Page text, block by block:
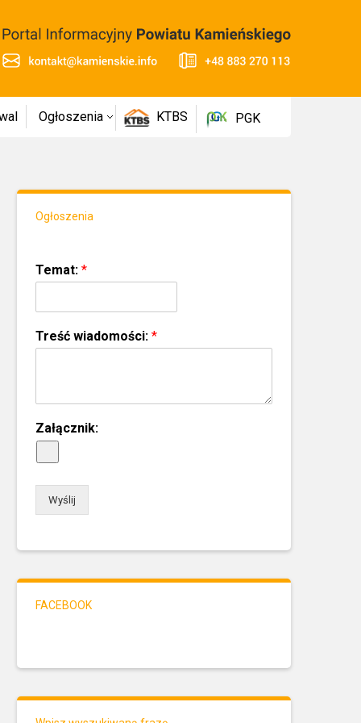
Ogłoszenia KTBS PGK
Ogłoszenia
Temat: *
Treść wiadomości: *
Załącznik:
Wyślij
FACEBOOK